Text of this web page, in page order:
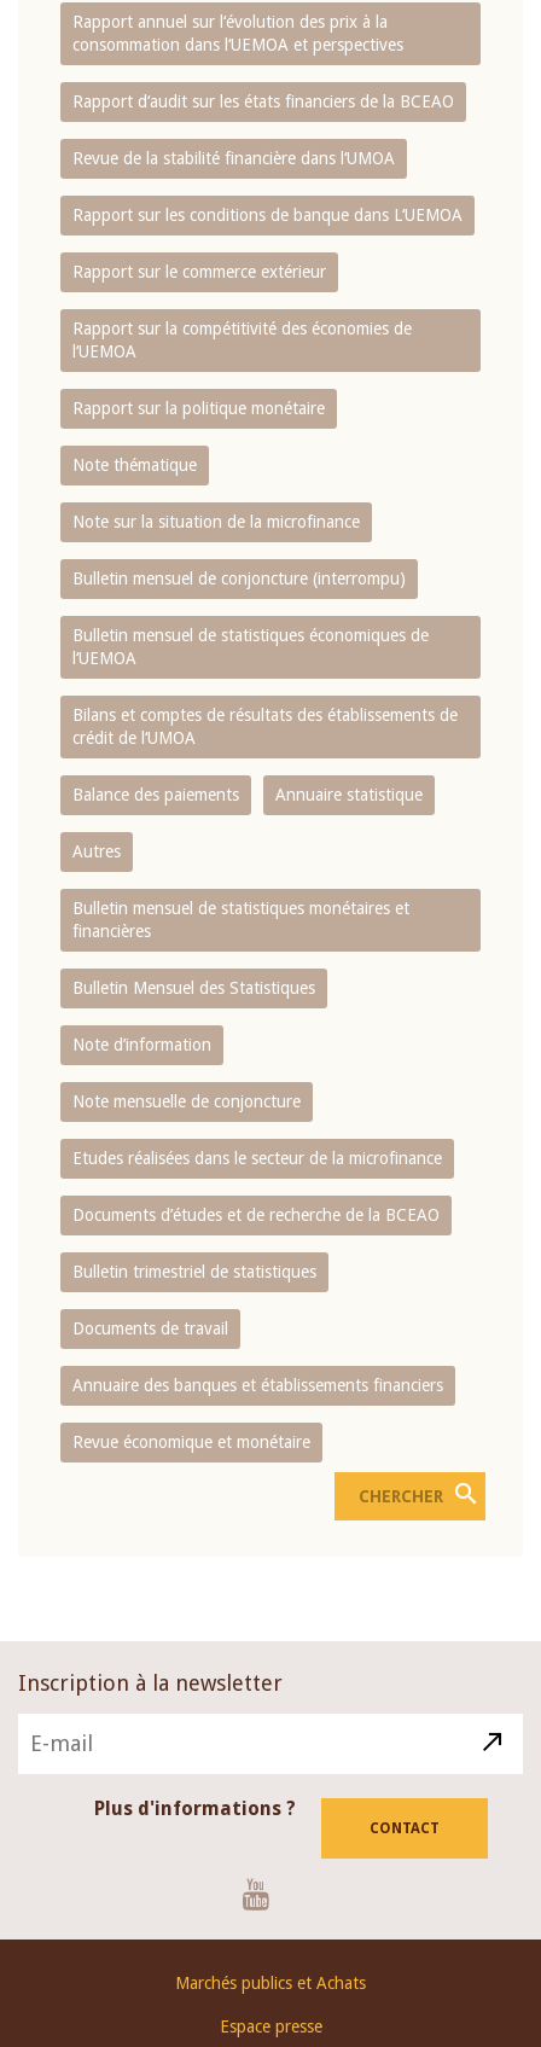
Rapport annuel sur l‘évolution des prix à la
consommation dans l‘UEMOA et perspectives
Rapport d‘audit sur les états financiers de la BCEAO
Revue de la stabilité financière dans l‘UMOA
Rapport sur les conditions de banque dans L‘UEMOA
Rapport sur le commerce extérieur
Rapport sur la compétitivité des économies de
l‘UEMOA
Rapport sur la politique monétaire
Note thématique
Note sur la situation de la microfinance
Bulletin mensuel de conjoncture (interrompu)
Bulletin mensuel de statistiques économiques de
l‘UEMOA
Bilans et comptes de résultats des établissements de
crédit de l‘UMOA
Balance des paiements Annuaire statistique
Autres
Bulletin mensuel de statistiques monétaires et
financières
Bulletin Mensuel des Statistiques
Note d’information
Note mensuelle de conjoncture
Etudes réalisées dans le secteur de la microfinance
Documents d’études et de recherche de la BCEAO
Bulletin trimestriel de statistiques
Documents de travail
Annuaire des banques et établissements financiers
Revue économique et monétaire
Inscription à la newsletter
Plus d'informations ?
CONTACT
Marchés publics et Achats
Espace presse